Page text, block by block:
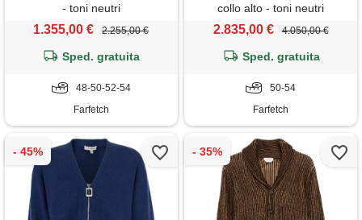
- toni neutri
1.355,00 € 2.255,00 €
Sped. gratuita
48-50-52-54
Farfetch
collo alto - toni neutri
2.835,00 € 4.050,00 €
Sped. gratuita
50-54
Farfetch